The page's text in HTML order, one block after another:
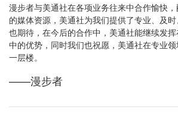
漫步者与美通社在各项业务往来中合作愉快
的媒体资源，美通社为我们提供了专业、及
也期待，在今后的合作中，美通社能继续发
中的优势，同时我们也祝愿，美通社在专业
一层楼。
——漫步者